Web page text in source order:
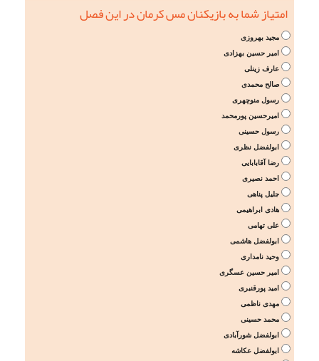
امتیاز شما به بازیکنان مس کرمان در این فصل
مجید بهروزی
امیر حسین بهزادی
عارف زینلی
صالح محمدی
رسول منوچهری
امیرحسین پورمحمد
رسول حسینی
ابولفضل نظری
رضا آقابابایی
احمد نصیری
جلیل پناهی
هادی ابراهیمی
علی تهامی
ابولفضل هاشمی
وحید نامداری
امیر حسین عسگری
امید پورقنبری
مهدی ناظمی
محمد حسینی
ابولفضل شورآبادی
ابولفضل عکاشه